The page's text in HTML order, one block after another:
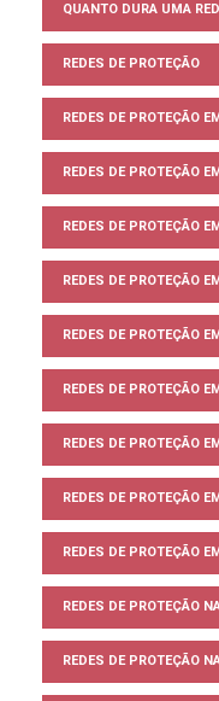
QUANTO DURA UMA
REDES DE PROTEÇÃO
REDES DE PROTEÇÃO
REDES DE PROTEÇÃO
REDES DE PROTEÇÃO
REDES DE PROTEÇÃO
REDES DE PROTEÇÃO
REDES DE PROTEÇÃO
REDES DE PROTEÇÃO
REDES DE PROTEÇÃO
REDES DE PROTEÇÃO
REDES DE PROTEÇÃO
REDES DE PROTEÇÃO